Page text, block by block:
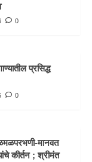
0
प्रसिद्ध
0
मानवत
कीर्तन ; श्रीमंत